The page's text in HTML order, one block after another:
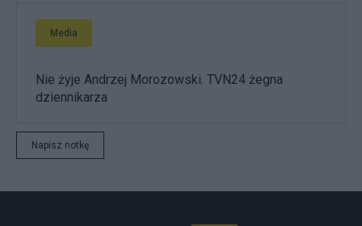
Media
Nie żyje Andrzej Morozowski. TVN24 żegna
dziennikarza
Napisz notkę